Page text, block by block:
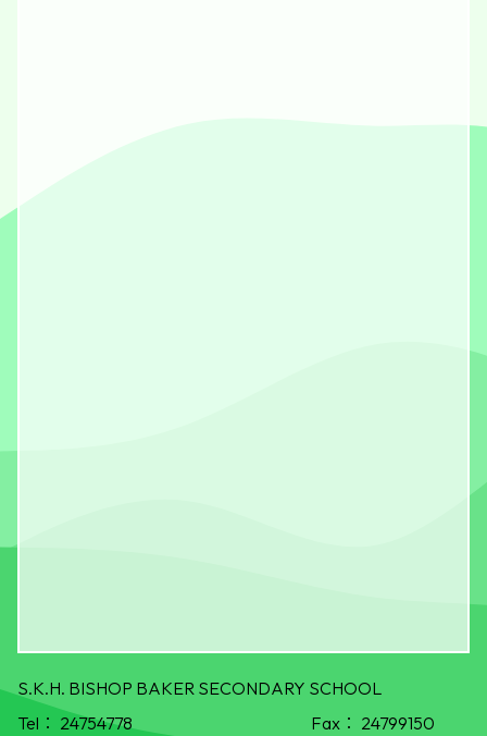
S.K.H. BISHOP BAKER SECONDARY SCHOOL
Tel： 24754778 Fax： 24799150